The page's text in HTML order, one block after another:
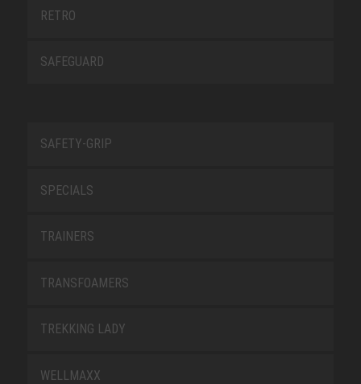
RETRO
SAFEGUARD
SAFETY-GRIP
SPECIALS
TRAINERS
TRANSFOAMERS
TREKKING LADY
WELLMAXX